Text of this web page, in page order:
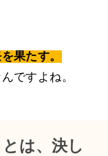
果たす。
ですよね。
は、決し